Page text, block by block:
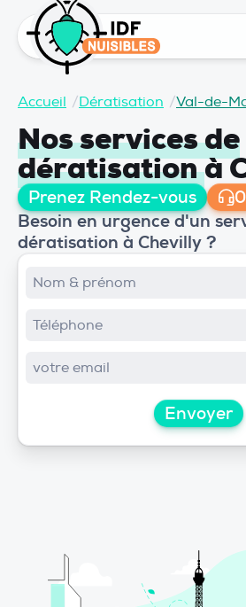
Accueil /Dératisation /Val-de-
Nos services de
dératisationà
Prenez Rendez-vous
Besoin en urgence d'un
dératisation à Chevilly ?
Envoyer